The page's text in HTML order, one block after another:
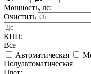
Мощность, лс:
Очистить
КПП:
Все
Автоматическая
Полуавтоматическая
Цвет: